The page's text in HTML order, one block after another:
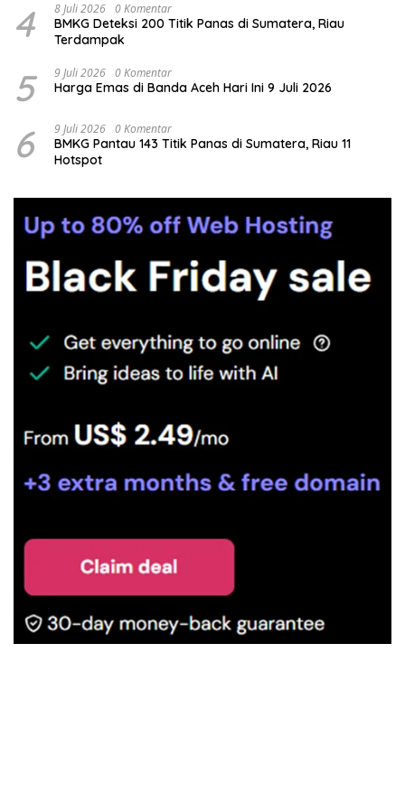
4 8 Juli 2026 0 Komentar
BMKG Deteksi 200 Titik Panas di Sumatera, Riau
Terdampak
5 9 Juli 2026 0 Komentar
Harga Emas di Banda Aceh Hari Ini 9 Juli 2026
6 9 Juli 2026 0 Komentar
BMKG Pantau 143 Titik Panas di Sumatera, Riau 11
Hotspot